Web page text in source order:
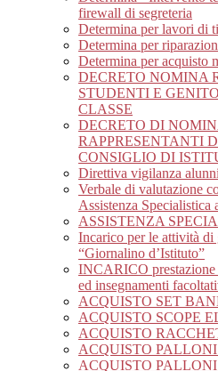
firewall di segreteria
Determina per lavori di
Determina per
Determina per acquisto
DECRETO NOMINA
STUDENTI E
CLASSE
DECRETO DI
RAPPRESENTANTI
CONSIGLIO DI
Direttiva vigilanza
Verbale di valutazione
Assistenza Specialistica
ASSISTENZA
Incarico per le attività di
“Giornalino d’Istituto”
INCARICO prestazione
ed insegnamenti
ACQUISTO SET
ACQUISTO SCOPE
ACQUISTO
ACQUISTO
ACQUISTO